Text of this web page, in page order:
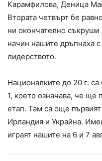
Карамфилова, Деница
Втората четвърт бе
ни окончателно
начин нашите дръпнаха
лидерството.
Националките до 20 г.
1, което означава, че ще
етап. Там са още
Ирландия и Украйна.
играят нашите на 6 и 7